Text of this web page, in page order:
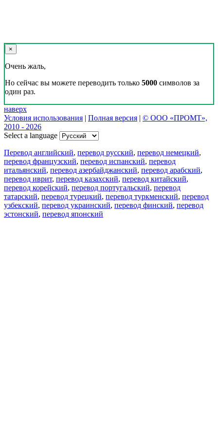
×
Очень жаль,
Но сейчас вы можете переводить только 5000 символов за
один раз.
наверх
Условия использования | Полная версия | © ООО «ПРОМТ»,
2010 - 2026
Select a language
Перевод английский, перевод русский, перевод немецкий,
перевод французский, перевод испанский, перевод
итальянский, перевод азербайджанский, перевод арабский,
перевод иврит, перевод казахский, перевод китайский,
перевод корейский, перевод португальский, перевод
татарский, перевод турецкий, перевод туркменский, перевод
узбекский, перевод украинский, перевод финский, перевод
эстонский, перевод японский